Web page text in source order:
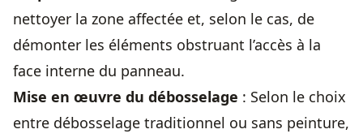
nettoyer la zone affectée et, selon le cas, de
démonter les éléments obstruant l’accès à la
face interne du panneau.
Mise en œuvre du débosselage : Selon le choix
entre débosselage traditionnel ou sans peinture,